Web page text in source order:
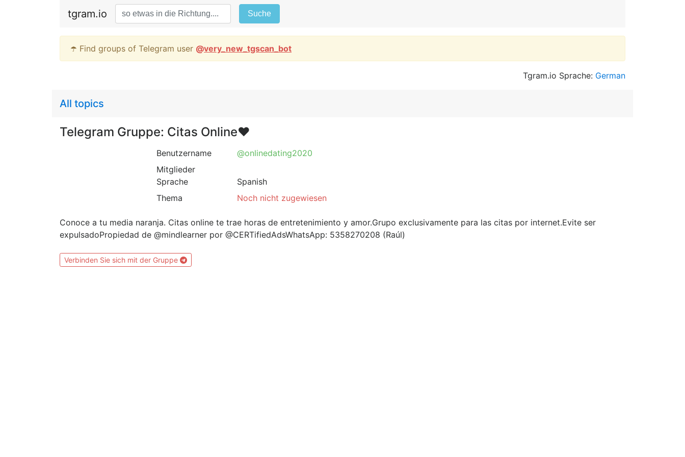
tgram.io Suche
☂️ Find groups of Telegram user @very_new_tgscan_bot
Tgram.io Sprache: German
All topics
Telegram Gruppe: Citas Online❤️
Benutzername
@onlinedating2020
Mitglieder
Sprache
Spanish
Thema
Noch nicht zugewiesen
Conoce a tu media naranja. Citas online te trae horas de entretenimiento y amor.Grupo exclusivamente para las citas por internet.Evite ser
expulsadoPropiedad de @mindlearner por @CERTifiedAdsWhatsApp: 5358270208 (Raúl)
Verbinden Sie sich mit der Gruppe